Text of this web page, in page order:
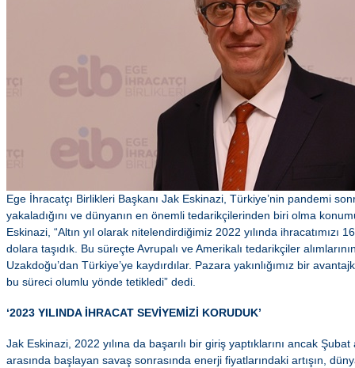
Ege İhracatçı Birlikleri Başkanı Jak Eskinazi, Türkiye’nin pandemi
yakaladığını ve dünyanın en önemli tedarikçilerinden biri olma
Eskinazi, “Altın yıl olarak nitelendirdiğimiz 2022 yılında ihracatımızı
dolara taşıdık. Bu süreçte Avrupalı ve Amerikalı tedarikçiler
Uzakdoğu’dan Türkiye’ye kaydırdılar. Pazara yakınlığımız bir
bu süreci olumlu yönde tetikledi” dedi.
‘2023 YILINDA İHRACAT SEVİYEMİZİ KORUDUK’
Jak Eskinazi, 2022 yılına da başarılı bir giriş yaptıklarını ancak
arasında başlayan savaş sonrasında enerji fiyatlarındaki artışın,